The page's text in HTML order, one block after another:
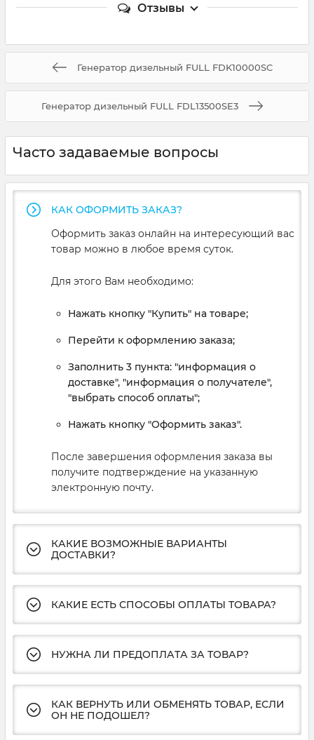
Отзывы
Генератор дизельный FULL FDK10000SC
Генератор дизельный FULL FDL13500SE3
Часто задаваемые вопросы
КАК ОФОРМИТЬ ЗАКАЗ?
Оформить заказ онлайн на интересующий вас
товар можно в любое время суток.
Для этого Вам необходимо:
Нажать кнопку "Купить" на товаре;
Перейти к оформлению заказа;
Заполнить 3 пункта: "информация о
доставке", "информация о получателе",
"выбрать способ оплаты";
Нажать кнопку "Оформить заказ".
После завершения оформления заказа вы
получите подтверждение на указанную
электронную почту.
КАКИЕ ВОЗМОЖНЫЕ ВАРИАНТЫ
ДОСТАВКИ?
КАКИЕ ЕСТЬ СПОСОБЫ ОПЛАТЫ ТОВАРА?
НУЖНА ЛИ ПРЕДОПЛАТА ЗА ТОВАР?
КАК ВЕРНУТЬ ИЛИ ОБМЕНЯТЬ ТОВАР, ЕСЛИ
ОН НЕ ПОДОШЕЛ?